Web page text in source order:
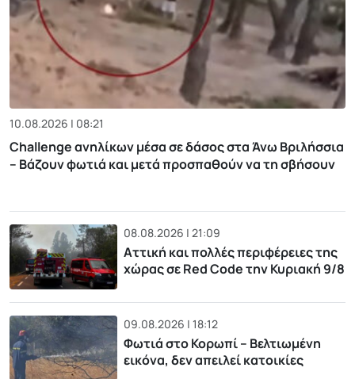
10.08.2026 | 08:21
Challenge ανηλίκων μέσα σε δάσος στα Άνω Βριλήσσια
– Βάζουν φωτιά και μετά προσπαθούν να τη σβήσουν
08.08.2026 | 21:09
Αττική και πολλές περιφέρειες της
χώρας σε Red Code την Κυριακή 9/8
09.08.2026 | 18:12
Φωτιά στο Κορωπί – Βελτιωμένη
εικόνα, δεν απειλεί κατοικίες